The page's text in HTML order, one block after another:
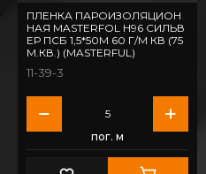
ПЛЕНКА ПАРОИЗОЛЯЦИОН
НАЯ MASTERFOL H96 СИЛЬВ
ЕР ПСБ 1,5*50М 60 Г/М КВ (75
М.КВ.) (MASTERFUL)
11-39-3
пог. м